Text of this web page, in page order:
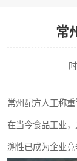
常
常州配方人工称
在当今食品工业
溯性已成为企业竞
移动源环保